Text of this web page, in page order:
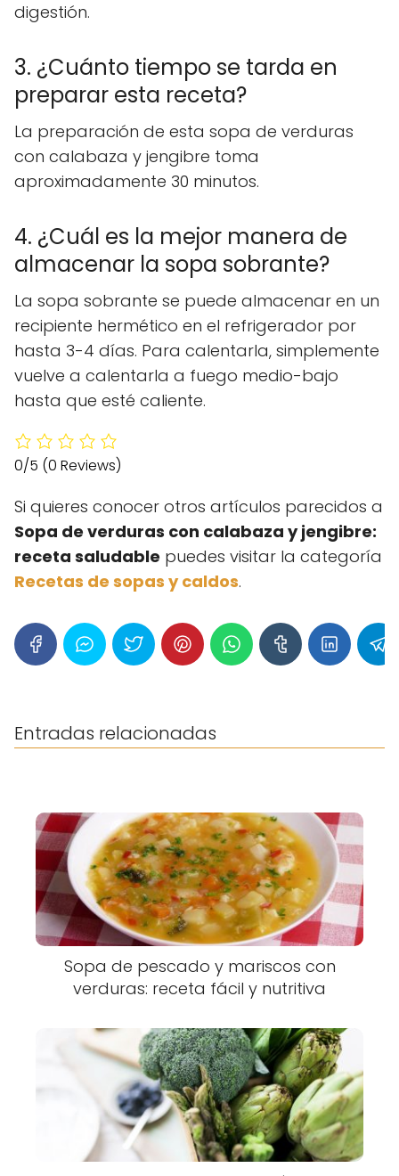
digestión.
3. ¿Cuánto tiempo se tarda en
preparar esta receta?
La preparación de esta sopa de verduras
con calabaza y jengibre toma
aproximadamente 30 minutos.
4. ¿Cuál es la mejor manera de
almacenar la sopa sobrante?
La sopa sobrante se puede almacenar en un
recipiente hermético en el refrigerador por
hasta 3-4 días. Para calentarla, simplemente
vuelve a calentarla a fuego medio-bajo
hasta que esté caliente.
0/5 (0 Reviews)
Si quieres conocer otros artículos parecidos a
Sopa de verduras con calabaza y jengibre:
receta saludable puedes visitar la categoría
Recetas de sopas y caldos.
Entradas relacionadas
Sopa de pescado y mariscos con
verduras: receta fácil y nutritiva